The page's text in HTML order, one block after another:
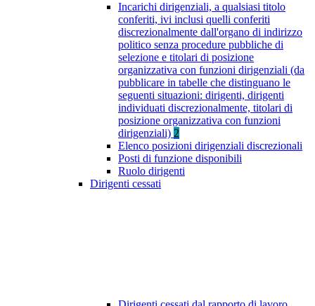
Incarichi dirigenziali, a qualsiasi titolo
conferiti, ivi inclusi quelli conferiti
discrezionalmente dall'organo di indirizzo
politico senza procedure pubbliche di
selezione e titolari di posizione
organizzativa con funzioni dirigenziali (da
pubblicare in tabelle che distinguano le
seguenti situazioni: dirigenti, dirigenti
individuati discrezionalmente, titolari di
posizione organizzativa con funzioni
dirigenziali) 2
Elenco posizioni dirigenziali discrezionali
Posti di funzione disponibili
Ruolo dirigenti
Dirigenti cessati